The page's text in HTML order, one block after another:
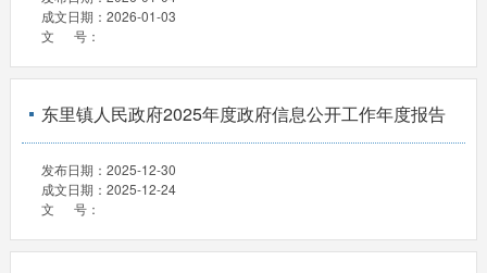
成文日期： 2026-01-03
文 号：
东里镇人民政府2025年度政府信息公开工作年度报告
发布日期： 2025-12-30
成文日期： 2025-12-24
文 号：